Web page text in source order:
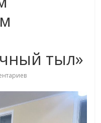
тыл»